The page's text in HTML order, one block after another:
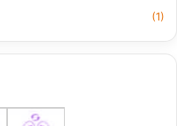
(1)